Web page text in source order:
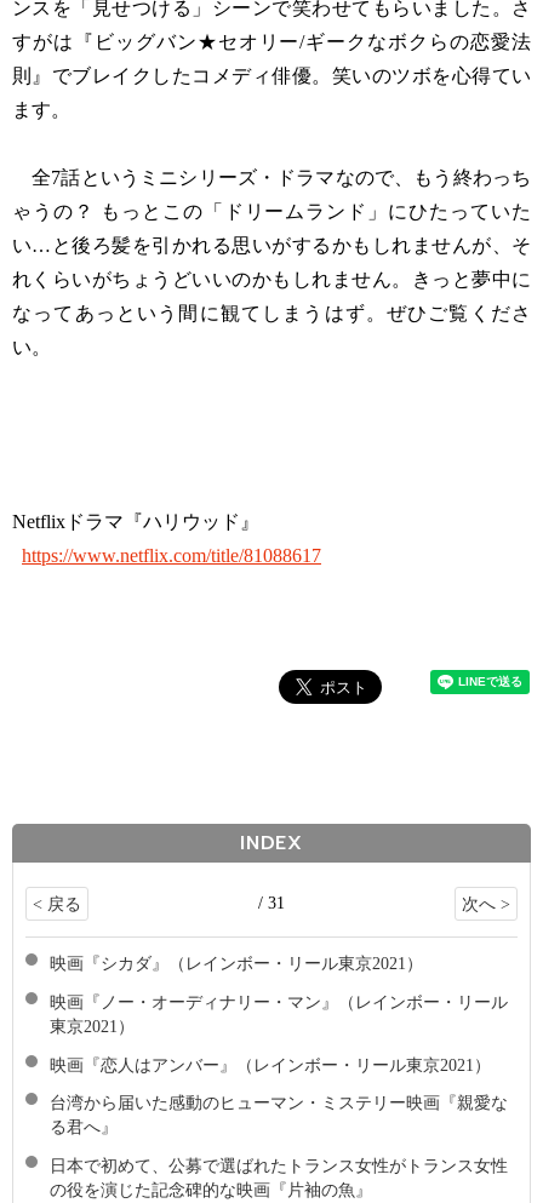
ンスを「見せつける」シーンで笑わせてもらいました。さ
すがは『ビッグバン★セオリー/ギークなボクらの恋愛法
則』でブレイクしたコメディ俳優。笑いのツボを心得てい
ます。
全7話というミニシリーズ・ドラマなので、もう終わっち
ゃうの？ もっとこの「ドリームランド」にひたっていた
い…と後ろ髪を引かれる思いがするかもしれませんが、そ
れくらいがちょうどいいのかもしれません。きっと夢中に
なってあっという間に観てしまうはず。ぜひご覧くださ
い。
Netflixドラマ『ハリウッド』
https://www.netflix.com/title/81088617
INDEX
< 戻る / 31 次へ >
映画『シカダ』（レインボー・リール東京2021）
映画『ノー・オーディナリー・マン』（レインボー・リール
東京2021）
映画『恋人はアンバー』（レインボー・リール東京2021）
台湾から届いた感動のヒューマン・ミステリー映画『親愛な
る君へ』
日本で初めて、公募で選ばれたトランス女性がトランス女性
の役を演じた記念碑的な映画『片袖の魚』